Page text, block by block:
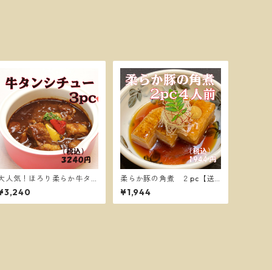
人気！ほろり柔らか牛タ
シチュー ３PC【送料
別】
柔らか豚の角煮 ２pc【送
料別】
¥1,944